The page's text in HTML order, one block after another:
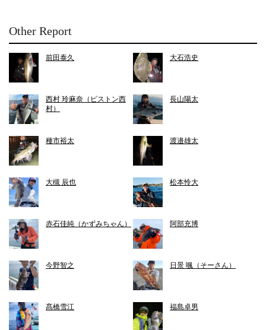
Other Report
前田泰久 大石浩史
西村 玲麻奈（ピストン西
村）
長山陽太
種市裕太 渡邉雄太
大槻 辰也 松本怜大
赤石佳純（かずみちゃん） 阿部充博
今野智之 日景 颯（そーさん）
髙橋雪江 福島卓男